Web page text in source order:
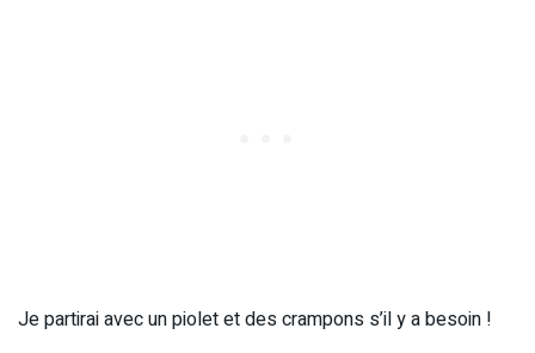
Je partirai avec un piolet et des crampons s’il y a besoin !